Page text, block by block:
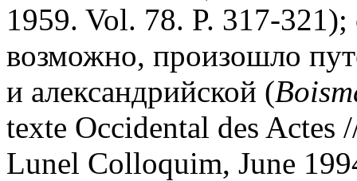
1959. Vol. 78. P. 317-
возможно, произошло
и александрийской (
texte Occidental des Actes
Lunel Colloquim, June